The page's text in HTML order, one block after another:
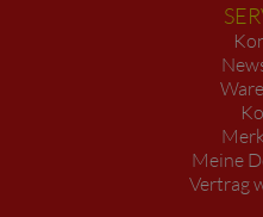
Meine
Vertrag